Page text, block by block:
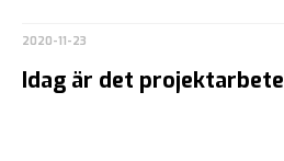
2020-11-23
Idag är det projektarbete